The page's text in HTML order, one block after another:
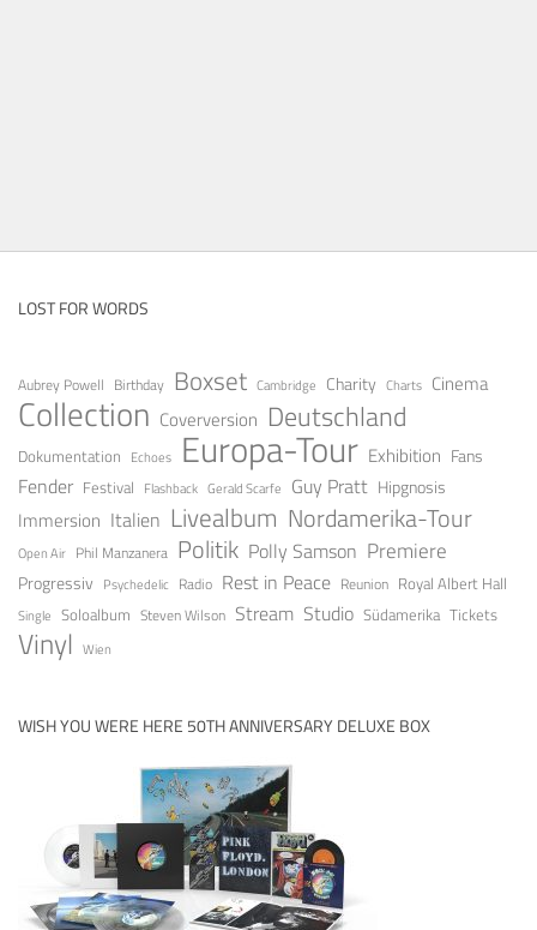
LOST FOR WORDS
Aubrey Powell Birthday Boxset Cambridge Charity Charts Cinema
Collection Coverversion Deutschland
Dokumentation Echoes Europa-Tour Exhibition Fans
Fender Festival Flashback Gerald Scarfe Guy Pratt Hipgnosis
Immersion Italien Livealbum Nordamerika-Tour
Open Air Phil Manzanera Politik Polly Samson Premiere
Progressiv Psychedelic Radio Rest in Peace Reunion Royal Albert Hall
Single Soloalbum Steven Wilson Stream Studio Südamerika Tickets
Vinyl Wien
WISH YOU WERE HERE 50TH ANNIVERSARY DELUXE BOX